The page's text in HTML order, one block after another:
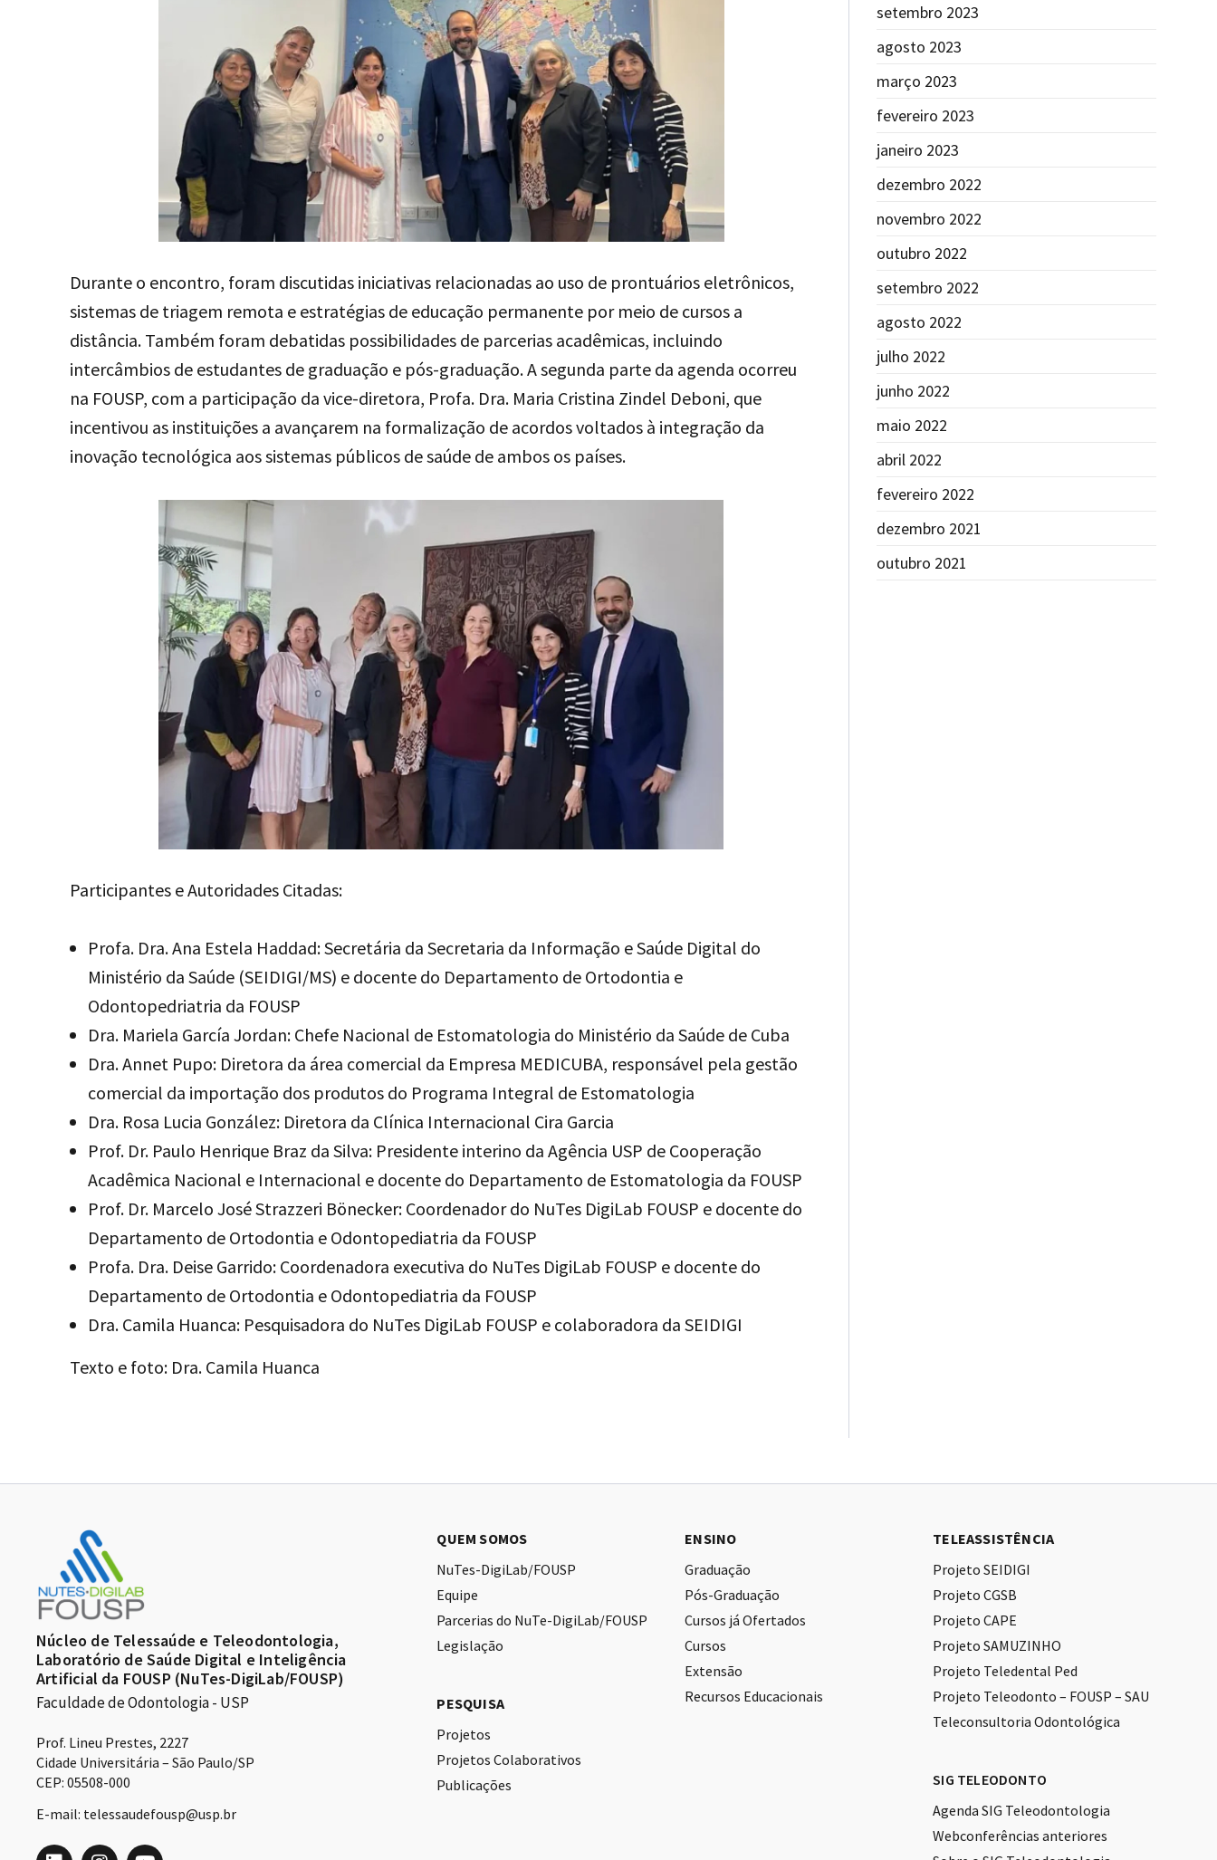
Durante o encontro, foram discutidas iniciativas relacionadas ao uso de prontuários eletrônicos,
sistemas de triagem remota e estratégias de educação permanente por meio de cursos a
distância. Também foram debatidas possibilidades de parcerias acadêmicas, incluindo
intercâmbios de estudantes de graduação e pós-graduação. A segunda parte da agenda ocorreu
na FOUSP, com a participação da vice-diretora, Profa. Dra. Maria Cristina Zindel Deboni, que
incentivou as instituições a avançarem na formalização de acordos voltados à integração da
inovação tecnológica aos sistemas públicos de saúde de ambos os países.
Participantes e Autoridades Citadas:
Profa. Dra. Ana Estela Haddad: Secretária da Secretaria da Informação e Saúde Digital do
Ministério da Saúde (SEIDIGI/MS) e docente do Departamento de Ortodontia e
Odontopedriatria da FOUSP
Dra. Mariela García Jordan: Chefe Nacional de Estomatologia do Ministério da Saúde de Cuba
Dra. Annet Pupo: Diretora da área comercial da Empresa MEDICUBA, responsável pela gestão
comercial da importação dos produtos do Programa Integral de Estomatologia
Dra. Rosa Lucia González: Diretora da Clínica Internacional Cira Garcia
Prof. Dr. Paulo Henrique Braz da Silva: Presidente interino da Agência USP de Cooperação
Acadêmica Nacional e Internacional e docente do Departamento de Estomatologia da FOUSP
Prof. Dr. Marcelo José Strazzeri Bönecker: Coordenador do NuTes DigiLab FOUSP e docente do
Departamento de Ortodontia e Odontopediatria da FOUSP
Profa. Dra. Deise Garrido: Coordenadora executiva do NuTes DigiLab FOUSP e docente do
Departamento de Ortodontia e Odontopediatria da FOUSP
Dra. Camila Huanca: Pesquisadora do NuTes DigiLab FOUSP e colaboradora da SEIDIGI
Texto e foto: Dra. Camila Huanca
setembro 2023
agosto 2023
março 2023
fevereiro 2023
janeiro 2023
dezembro 2022
novembro 2022
outubro 2022
setembro 2022
agosto 2022
julho 2022
junho 2022
maio 2022
abril 2022
fevereiro 2022
dezembro 2021
outubro 2021
Núcleo de Telessaúde e Teleodontologia,
Laboratório de Saúde Digital e Inteligência
Artificial da FOUSP (NuTes-DigiLab/FOUSP)
Faculdade de Odontologia - USP
Prof. Lineu Prestes, 2227
Cidade Universitária – São Paulo/SP
CEP: 05508-000
E-mail: telessaudefousp@usp.br
QUEM SOMOS
NuTes-DigiLab/FOUSP
Equipe
Parcerias do NuTe-DigiLab/FOUSP
Legislação
PESQUISA
Projetos
Projetos Colaborativos
Publicações
ENSINO
Graduação
Pós-Graduação
Cursos já Ofertados
Cursos
Extensão
Recursos Educacionais
TELEASSISTÊNCIA
Projeto SEIDIGI
Projeto CGSB
Projeto CAPE
Projeto SAMUZINHO
Projeto Teledental Ped
Projeto Teleodonto – FOUSP – SAU
Teleconsultoria Odontológica
SIG TELEODONTO
Agenda SIG Teleodontologia
Webconferências anteriores